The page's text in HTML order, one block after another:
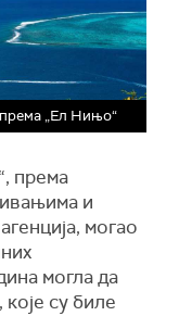
„Ел Нињо“
према
и
могао
могла да
су биле